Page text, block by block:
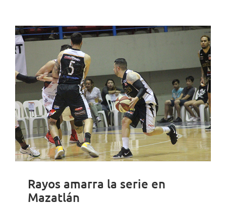
Rayos amarra la serie en
Mazatlán